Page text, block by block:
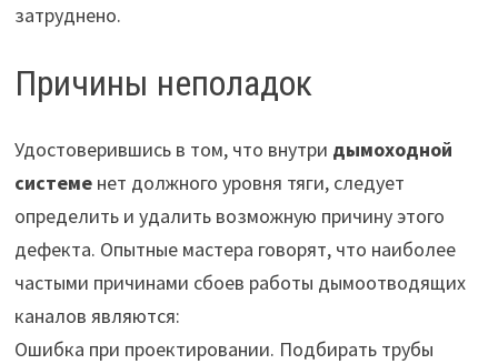
затруднено.
Причины неполадок
Удостоверившись в том, что внутри дымоходной
системенет должного уровня тяги, следует
определить и удалить возможную причину этого
дефекта. Опытные мастера говорят, что наиболее
частыми причинами сбоев работы дымоотводящих
каналов являются:
Ошибка при проектировании. Подбирать трубы